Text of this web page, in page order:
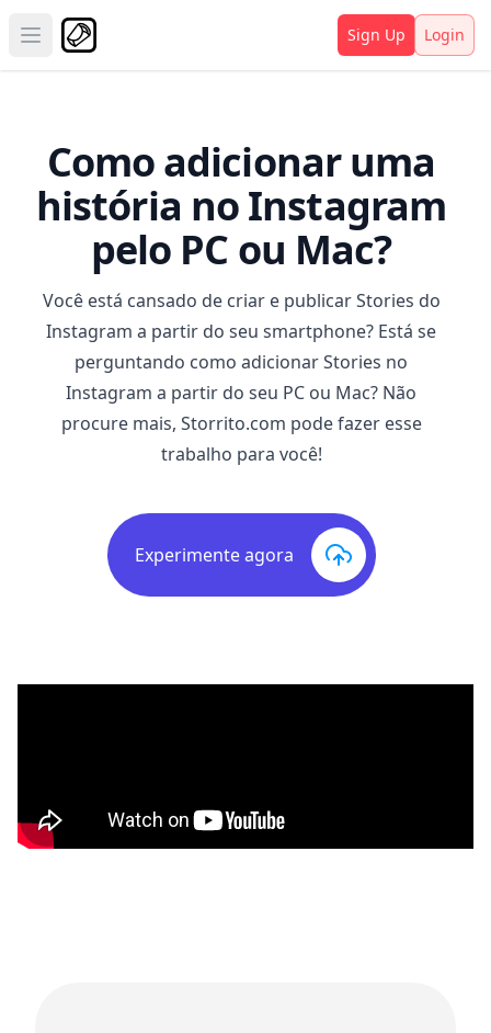
Open main menu Sign Up Login
Como adicionar uma
história no Instagram
pelo PC ou Mac?
Você está cansado de criar e publicar Stories do
Instagram a partir do seu smartphone? Está se
perguntando como adicionar Stories no
Instagram a partir do seu PC ou Mac? Não
procure mais, Storrito.com pode fazer esse
trabalho para você!
Experimente agora